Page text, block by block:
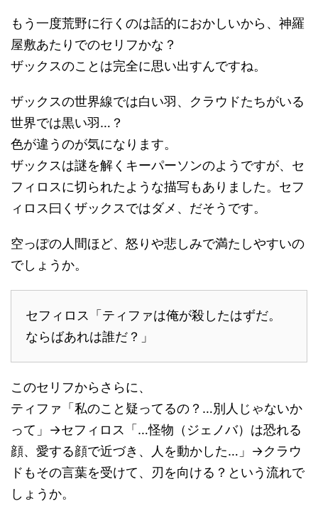
もう一度荒野に行くのは話的におかしいから、神羅
屋敷あたりでのセリフかな？
ザックスのことは完全に思い出すんですね。
ザックスの世界線では白い羽、クラウドたちがいる
世界では黒い羽…？
色が違うのが気になります。
ザックスは謎を解くキーパーソンのようですが、セ
フィロスに切られたような描写もありました。セフ
ィロス曰くザックスではダメ、だそうです。
空っぽの人間ほど、怒りや悲しみで満たしやすいの
でしょうか。
セフィロス「ティファは俺が殺したはずだ。
ならばあれは誰だ？」
このセリフからさらに、
ティファ「私のこと疑ってるの？…別人じゃないか
って」→セフィロス「…怪物（ジェノバ）は恐れる
顔、愛する顔で近づき、人を動かした…」→クラウ
ドもその言葉を受けて、刃を向ける？という流れで
しょうか。